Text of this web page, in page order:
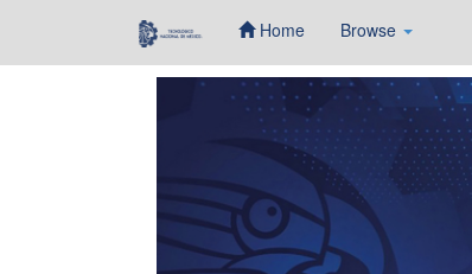
Home Browse